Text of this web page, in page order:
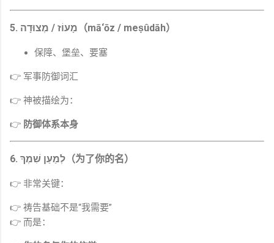
5. מָעוֹז / מְצוּדָה（mā‘ōz / meṣûdāh）
保障、堡垒、要塞
👉 军事防御词汇
👉 神被描绘为：
👉 防御体系本身
6. לְמַעַן שִׁמְךָ（为了你的名）
👉 非常关键：
👉 祷告基础不是“我需要”
👉 而是：